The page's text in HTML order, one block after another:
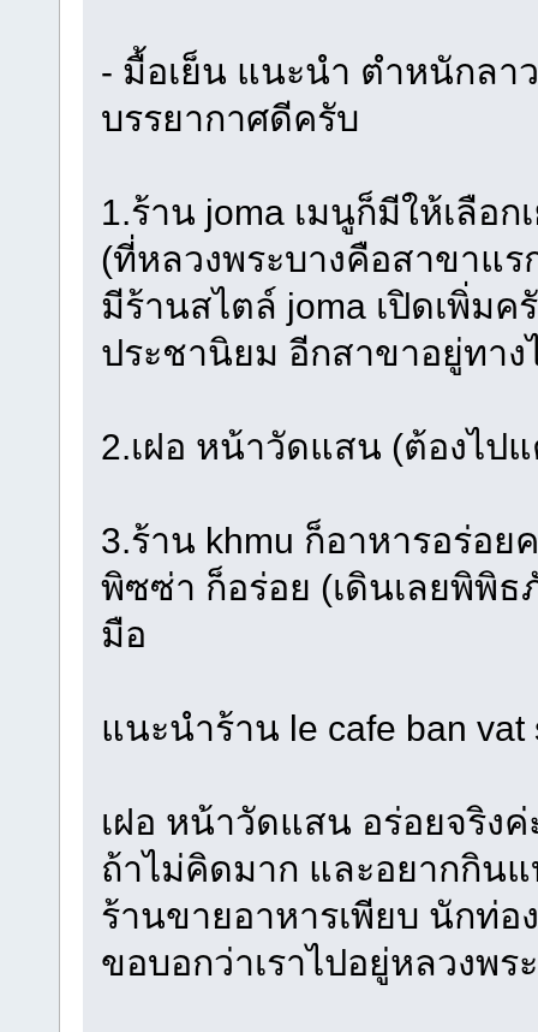
- มื้อเย็น แนะนำ ตำหนักลา
บรรยากาศดีครับ
1.ร้าน joma เมนูก็มีให้เลือ
(ที่หลวงพระบางคือสาขาแร
มีร้านสไตล์ joma เปิดเพิ่ม
ประชานิยม อีกสาขาอยู่ทาง
2.เฝอ หน้าวัดแสน (ต้องไป
3.ร้าน khmu ก็อาหารอร่อ
พิซซ่า ก็อร่อย (เดินเลยพิพิ
มือ
แนะนำร้าน le cafe ban
เฝอ หน้าวัดแสน อร่อยจริงค่
ถ้าไม่คิดมาก และอยากกิน
ร้านขายอาหารเพียบ นักท่
ขอบอกว่าเราไปอยู่หลวงพร